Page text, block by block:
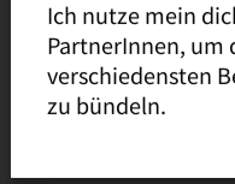
Ich nutze mein
PartnerInnen, um
verschiedensten
zu bündeln.